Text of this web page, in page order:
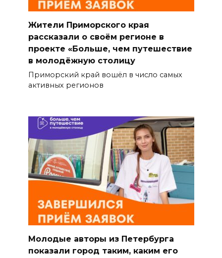
Жители Приморского края
рассказали о своём регионе в
проекте «Больше, чем путешествие
в молодёжную столицу
Приморский край вошёл в число самых
активных регионов
Молодые авторы из Петербурга
показали город таким, каким его